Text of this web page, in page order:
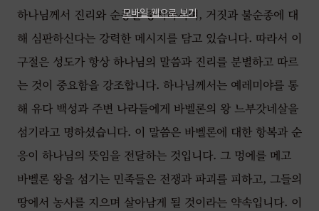
모바일 웹으로 보기
하나님께서 진리와 순종을 중시하시며, 거짓과 불순종에 대
해 심판하신다는 강력한 메시지를 담고 있습니다. 따라서 이
구절은 성도가 항상 하나님의 말씀과 진리를 분별하고 따르
는 것이 중요함을 강조합니다. 하나님께서는 예레미야를 통
해 유다 백성과 주변 나라들에게 바벨론의 왕 느부갓네살을
섬기라고 명하셨습니다. 이 말씀은 바벨론에 대한 항복과 순
응이 하나님의 뜻임을 전달하는 것입니다. 그 멍에를 메고
바벨론 왕을 섬기는 민족들은 전쟁과 파괴를 피하고, 그들의
땅에서 농사를 지으며 살아남게 될 것이라는 약속입니다. 이